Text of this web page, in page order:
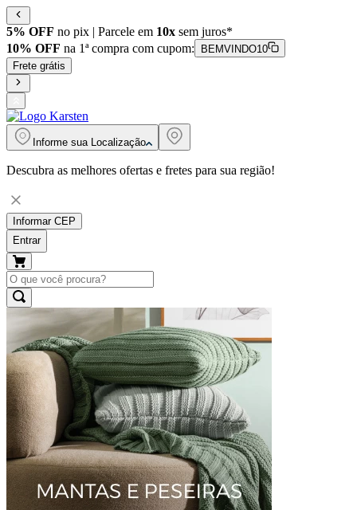
5% OFF no pix | Parcele em 10x sem juros*
10% OFF na 1ª compra com cupom:
BEMVINDO10
Frete grátis
Informe sua Localização
Descubra as melhores ofertas e fretes para sua região!
Informar CEP
Entrar